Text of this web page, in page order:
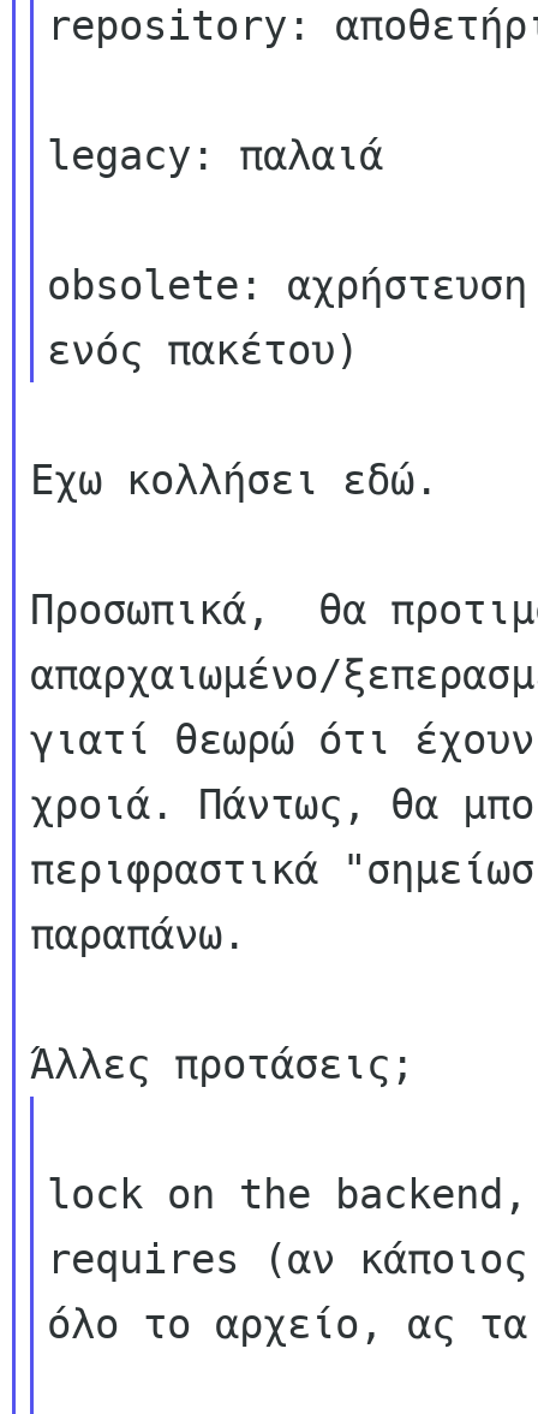
repository:
legacy: παλαιά
obsolete: αχρήστευση
Εχω κολλήσει εδώ.
Προσωπικά,  θα
απαρχαιωμένο/
γιατί θεωρώ ότι
χροιά. Πάντως, θα
περιφραστικά
παραπάνω.
lock on the
requires (αν κάποιος
όλο το αρχείο, ας